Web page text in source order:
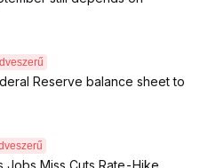
Reserve balance sheet to
Jobs Miss Cuts Rate-Hike